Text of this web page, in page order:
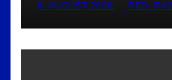
6. AUGUST 2026